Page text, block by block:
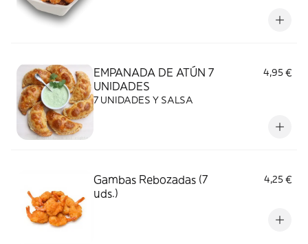
EMPANADA DE ATÚN 7
UNIDADES
4,95 €
7 UNIDADES Y SALSA
Gambas Rebozadas (7
uds.)
4,25 €